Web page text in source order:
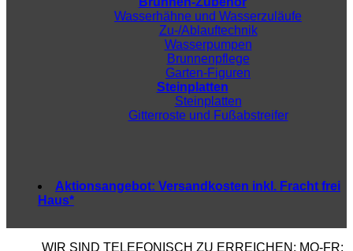
WIR SIND TELEFONISCH ZU ERREICHEN: MO-FR:
Wasserhähne und Wasserzuläufe
Zu-/Ablauftechnik
Wasserpumpen
Brunnenpflege
Garten-Figuren
Steinplatten
Steinplatten
Gitterroste und Fußabstreifer
Aktionsangebot: Versandkosten inkl. Fracht frei
Haus*